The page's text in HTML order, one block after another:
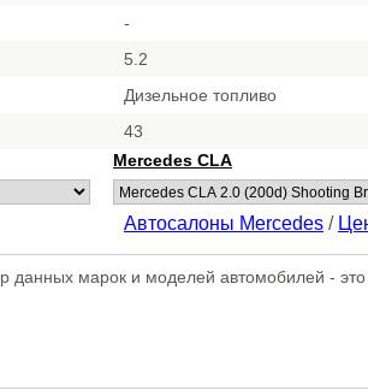
-
5.2
Дизельное топливо
43
Mercedes CLA
Автосалоны Mercedes /
марок и моделей автомобилей -